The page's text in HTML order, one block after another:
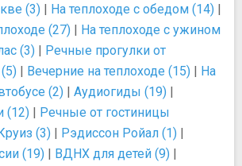
(3) | На теплоходе с обедом (14) |
(27) | На теплоходе с ужином
(3) | Речные прогулки от
| Вечерние на теплоходе (15) | На
(2) | Аудиогиды (19) |
(12) | Речные от гостиницы
(3) | Рэдиссон Ройал (1) |
(19) | ВДНХ для детей (9) |